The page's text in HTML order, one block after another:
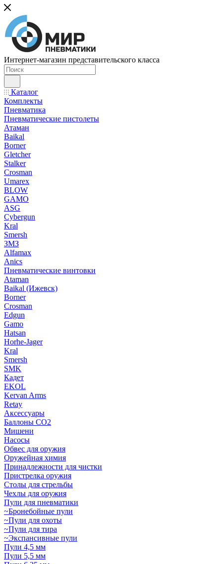
Интернет-магазин представительского класса
Каталог
Комплекты
Пневматика
Пневматические пистолеты
Атаман
Baikal
Borner
Gletcher
Stalker
Crosman
Umarex
BLOW
GAMO
ASG
Cybergun
Kral
Smersh
ЗМЗ
Alfamax
Anics
Пневматические винтовки
Ataman
Baikal (Ижевск)
Borner
Crosman
Edgun
Gamo
Hatsan
Horhe-Jager
Kral
Smersh
SMK
Кадет
EKOL
Kervan Arms
Retay
Аксессуары
Баллоны СО2
Мишени
Насосы
Обвес для оружия
Оружейная химия
Принадлежности для чистки
Пристрелка оружия
Столы для стрельбы
Чехлы для оружия
Пули для пневматики
~Бронебойные пули
~Пули для охоты
~Пули для тира
~Экспансивные пули
Пули 4,5 мм
Пули 5,5 мм